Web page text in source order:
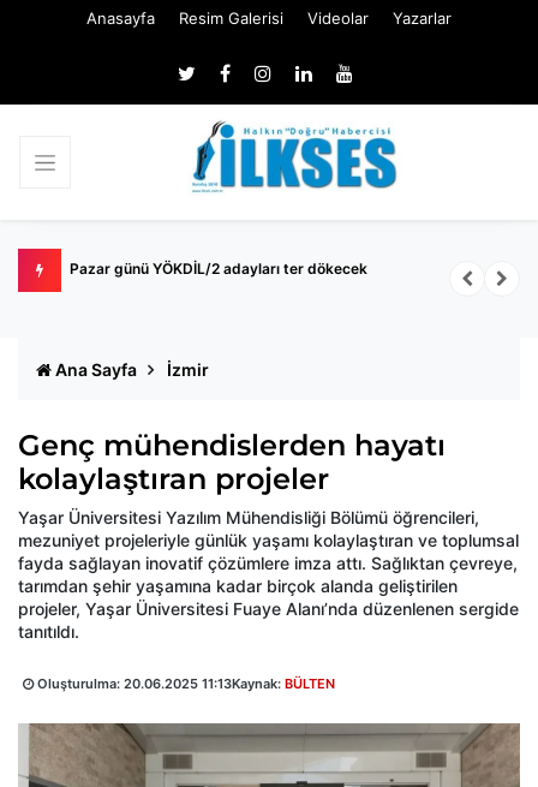
Anasayfa Resim Galerisi Videolar Yazarlar
Pazar günü YÖKDİL/2 adayları ter dökecek
Ana Sayfa İzmir
Genç mühendislerden hayatı
kolaylaştıran projeler
Yaşar Üniversitesi Yazılım Mühendisliği Bölümü öğrencileri,
mezuniyet projeleriyle günlük yaşamı kolaylaştıran ve toplumsal
fayda sağlayan inovatif çözümlere imza attı. Sağlıktan çevreye,
tarımdan şehir yaşamına kadar birçok alanda geliştirilen
projeler, Yaşar Üniversitesi Fuaye Alanı’nda düzenlenen sergide
tanıtıldı.
Oluşturulma: 20.06.2025 11:13Kaynak: BÜLTEN